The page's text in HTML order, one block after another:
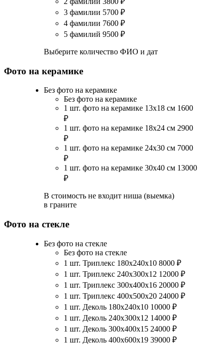
3 фамилии 5700 ₽
4 фамилии 7600 ₽
5 фамилий 9500 ₽
Выберите количество ФИО и дат
Фото на керамике
Без фото на керамике
Без фото на керамике
1 шт. фото на керамике 13х18 см 1600
₽
1 шт. фото на керамике 18х24 см 2900
₽
1 шт. фото на керамике 24х30 см 7000
₽
1 шт. фото на керамике 30х40 см 13000
₽
В стоимость не входит ниша (выемка)
в граните
Фото на стекле
Без фото на стекле
Без фото на стекле
1 шт. Триплекс 180х240х10 8000 ₽
1 шт. Триплекс 240х300х12 12000 ₽
1 шт. Триплекс 300х400х16 20000 ₽
1 шт. Триплекс 400х500х20 24000 ₽
1 шт. Деколь 180х240х10 10000 ₽
1 шт. Деколь 240х300х12 14000 ₽
1 шт. Деколь 300х400х15 24000 ₽
1 шт. Деколь 400х600х19 39000 ₽